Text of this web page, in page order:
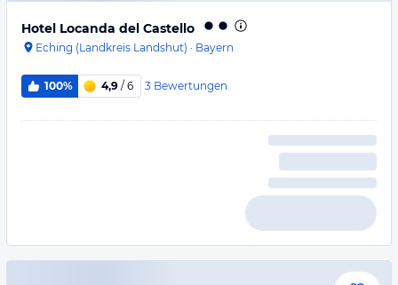
Hotel Locanda del Castello
Eching (Landkreis Landshut) · Bayern
100% 4,9 / 6 3 Bewertungen